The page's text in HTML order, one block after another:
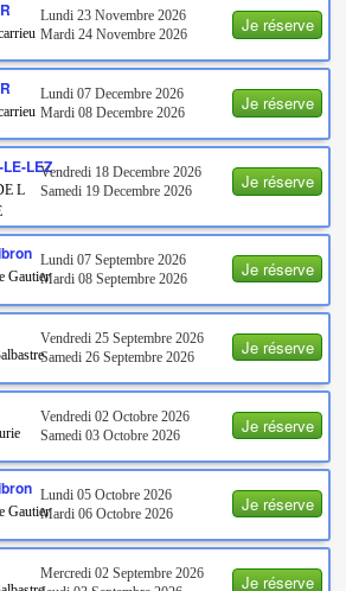
Je réserve
Lundi 23 Novembre 2026
Mardi 24 Novembre 2026
Je réserve
Lundi 07 Decembre 2026
Mardi 08 Decembre 2026
Je réserve
LEZ
L
Vendredi 18 Decembre 2026
Samedi 19 Decembre 2026
Je réserve
Gautier
Lundi 07 Septembre 2026
Mardi 08 Septembre 2026
Je réserve
Vendredi 25 Septembre 2026
Samedi 26 Septembre 2026
Je réserve
Vendredi 02 Octobre 2026
Samedi 03 Octobre 2026
Je réserve
Gautier
Lundi 05 Octobre 2026
Mardi 06 Octobre 2026
Je réserve
Mercredi 02 Septembre 2026